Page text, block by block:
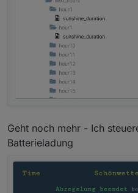
Geht noch mehr - Ich
Batterieladung